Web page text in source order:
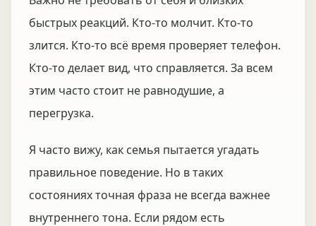
быстрых реакций. Кто-то молчит. Кто-то
злится. Кто-то всё время проверяет телефон.
Кто-то делает вид, что справляется. За всем
этим часто стоит не равнодушие, а
перегрузка.
Я часто вижу, как семья пытается угадать
правильное поведение. Но в таких
состояниях точная фраза не всегда важнее
внутреннего тона. Если рядом есть